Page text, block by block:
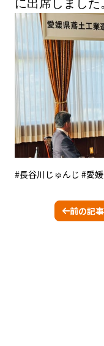
に出席しました
#長谷川じゅんじ #愛
前の記事